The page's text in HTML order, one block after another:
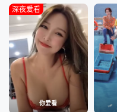
你爱看
深夜爱看